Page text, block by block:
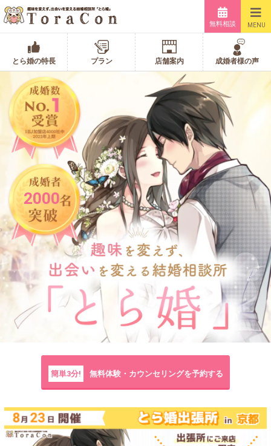
無料相談 MENU
とら婚の特長 プラン 店舗案内 成婚者様の声
2000
簡単3分! 無料体験・カウンセリングを予約する